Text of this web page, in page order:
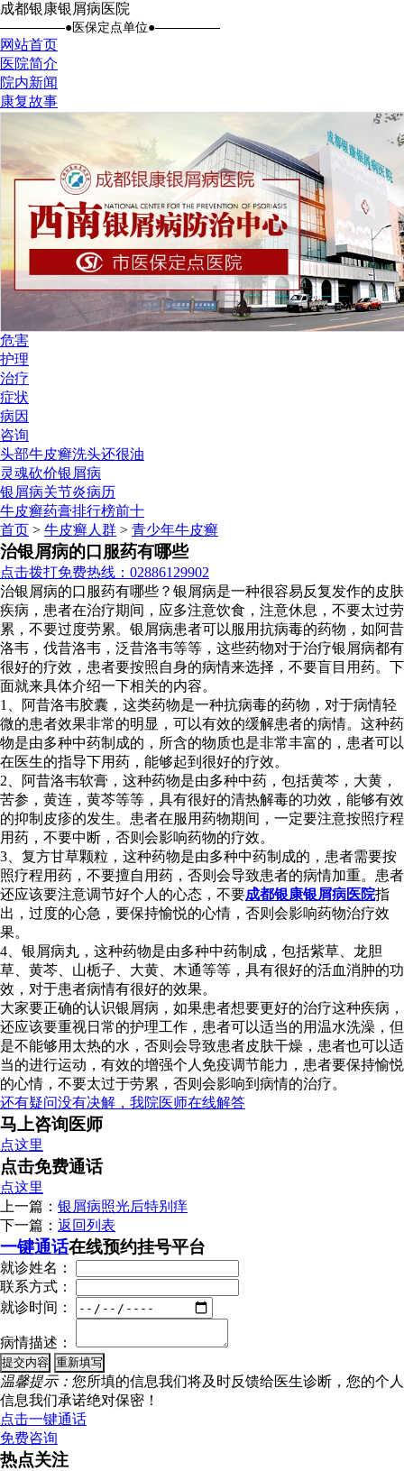
成都银康银屑病医院
●医保定点单位●
网站首页
医院简介
院内新闻
康复故事
危害
护理
治疗
症状
病因
咨询
头部牛皮癣洗头还很油
灵魂砍价银屑病
银屑病关节炎病历
牛皮癣药膏排行榜前十
首页 > 牛皮癣人群 > 青少年牛皮癣
治银屑病的口服药有哪些
点击拨打免费热线：02886129902
治银屑病的口服药有哪些？银屑病是一种很容易反复发作的皮肤
疾病，患者在治疗期间，应多注意饮食，注意休息，不要太过劳
累，不要过度劳累。银屑病患者可以服用抗病毒的药物，如阿昔
洛韦，伐昔洛韦，泛昔洛韦等等，这些药物对于治疗银屑病都有
很好的疗效，患者要按照自身的病情来选择，不要盲目用药。下
面就来具体介绍一下相关的内容。
1、阿昔洛韦胶囊，这类药物是一种抗病毒的药物，对于病情轻
微的患者效果非常的明显，可以有效的缓解患者的病情。这种药
物是由多种中药制成的，所含的物质也是非常丰富的，患者可以
在医生的指导下用药，能够起到很好的疗效。
2、阿昔洛韦软膏，这种药物是由多种中药，包括黄芩，大黄，
苦参，黄连，黄芩等等，具有很好的清热解毒的功效，能够有效
的抑制皮疹的发生。患者在服用药物期间，一定要注意按照疗程
用药，不要中断，否则会影响药物的疗效。
3、复方甘草颗粒，这种药物是由多种中药制成的，患者需要按
照疗程用药，不要擅自用药，否则会导致患者的病情加重。患者
还应该要注意调节好个人的心态，不要成都银康银屑病医院指
出，过度的心急，要保持愉悦的心情，否则会影响药物治疗效
果。
4、银屑病丸，这种药物是由多种中药制成，包括紫草、龙胆
草、黄芩、山栀子、大黄、木通等等，具有很好的活血消肿的功
效，对于患者病情有很好的效果。
大家要正确的认识银屑病，如果患者想要更好的治疗这种疾病，
还应该要重视日常的护理工作，患者可以适当的用温水洗澡，但
是不能够用太热的水，否则会导致患者皮肤干燥，患者也可以适
当的进行运动，有效的增强个人免疫调节能力，患者要保持愉悦
的心情，不要太过于劳累，否则会影响到病情的治疗。
还有疑问没有决解，我院医师在线解答
马上咨询医师
点这里
点击免费通话
点这里
上一篇： 银屑病照光后特别痒
下一篇： 返回列表
一键通话在线预约挂号平台
就诊姓名：
联系方式：
就诊时间：
病情描述：
温馨提示： 您所填的信息我们将及时反馈给医生诊断，您的个人
信息我们承诺绝对保密！
点击一键通话
免费咨询
热点关注